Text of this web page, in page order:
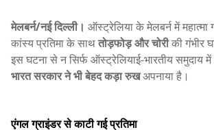
मेलबर्न/नई दिल्ली। ऑस्ट्रेलिया के मेलबर्न में महात्मा
कांस्य प्रतिमा के साथतोड़फोड़ और चोरीकी गंभीर
इस घटना से न सिर्फ ऑस्ट्रेलियाई-भारतीय समुदाय
भारत सरकार ने भी बेहद कड़ा रुखअपनाया है।
एंगल ग्राइंडर से काटी गई प्रतिमा